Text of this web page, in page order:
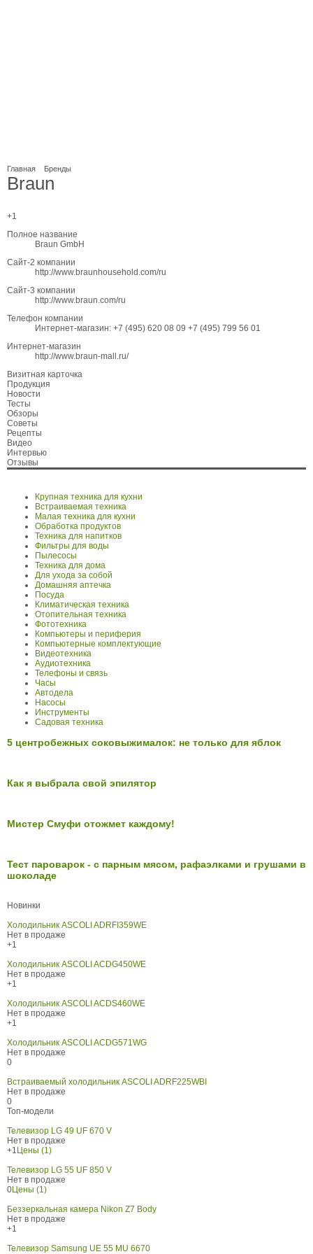
Главная Бренды
Braun
+1
Полное название
Braun GmbH
Сайт-2 компании
http://www.braunhousehold.com/ru
Сайт-3 компании
http://www.braun.com/ru
Телефон компании
Интернет-магазин: +7 (495) 620 08 09 +7 (495) 799 56 01
Интернет-магазин
http://www.braun-mall.ru/
Визитная карточка
Продукция
Новости
Тесты
Обзоры
Советы
Рецепты
Видео
Интервью
Отзывы
Крупная техника для кухни
Встраиваемая техника
Малая техника для кухни
Обработка продуктов
Техника для напитков
Фильтры для воды
Пылесосы
Техника для дома
Для ухода за собой
Домашняя аптечка
Посуда
Климатическая техника
Отопительная техника
Фототехника
Компьютеры и периферия
Компьютерные комплектующие
Видеотехника
Аудиотехника
Телефоны и связь
Часы
Автодела
Насосы
Инструменты
Садовая техника
5 центробежных соковыжималок: не только для яблок
Как я выбрала свой эпилятор
Мистер Смуфи отожмет каждому!
Тест пароварок - с парным мясом, рафаэлками и грушами в
шоколаде
Новинки
Холодильник ASCOLI ADRFI359WE
Нет в продаже
+1
Холодильник ASCOLI ACDG450WE
Нет в продаже
+1
Холодильник ASCOLI ACDS460WE
Нет в продаже
+1
Холодильник ASCOLI ACDG571WG
Нет в продаже
0
Встраиваемый холодильник ASCOLI ADRF225WBI
Нет в продаже
0
Топ-модели
Телевизор LG 49 UF 670 V
Нет в продаже
+1 Цены (1)
Телевизор LG 55 UF 850 V
Нет в продаже
0Цены (1)
Беззеркальная камера Nikon Z7 Body
Нет в продаже
+1
Телевизор Samsung UE 55 MU 6670